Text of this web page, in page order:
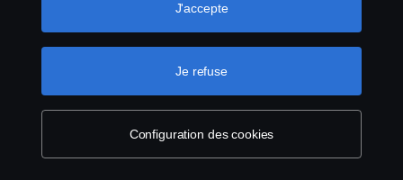
49100 Angers, France, Tél. : +33 (0)2 41 41 33 33
Configuration des cookies
Je refuse
J'accepte